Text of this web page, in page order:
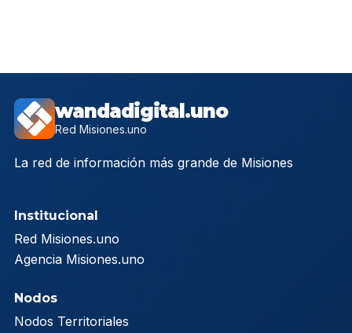
wandadigital.uno
Red Misiones.uno
La red de información más grande de Misiones
Institucional
Red Misiones.uno
Agencia Misiones.uno
Nodos
Nodos Territoriales